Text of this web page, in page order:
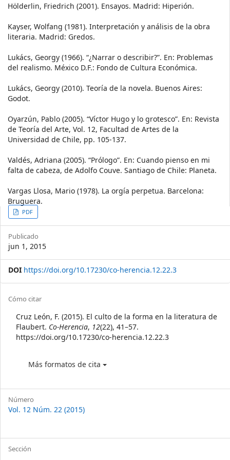
Hölderlin, Friedrich (2001). Ensayos. Madrid: Hiperión.
Kayser, Wolfang (1981). Interpretación y análisis de la obra
literaria. Madrid: Gredos.
Lukács, Georgy (1966). “¿Narrar o describir?”. En: Problemas
del realismo. México D.F.: Fondo de Cultura Económica.
Lukács, Georgy (2010). Teoría de la novela. Buenos Aires:
Godot.
Oyarzún, Pablo (2005). “Víctor Hugo y lo grotesco”. En: Revista
de Teoría del Arte, Vol. 12, Facultad de Artes de la
Universidad de Chile, pp. 105-137.
Valdés, Adriana (2005). “Prólogo”. En: Cuando pienso en mi
falta de cabeza, de Adolfo Couve. Santiago de Chile: Planeta.
Vargas Llosa, Mario (1978). La orgía perpetua. Barcelona:
Bruguera.
Article
Sidebar
PDF
Publicado
jun 1, 2015
DOI https://doi.org/10.17230/co-herencia.12.22.3
Article
Details
Cómo citar
Cruz León, F. (2015). El culto de la forma en la literatura de
Flaubert. Co-Herencia, 12(22), 41–57.
https://doi.org/10.17230/co-herencia.12.22.3
Más formatos de cita
Número
Vol. 12 Núm. 22 (2015)
Sección